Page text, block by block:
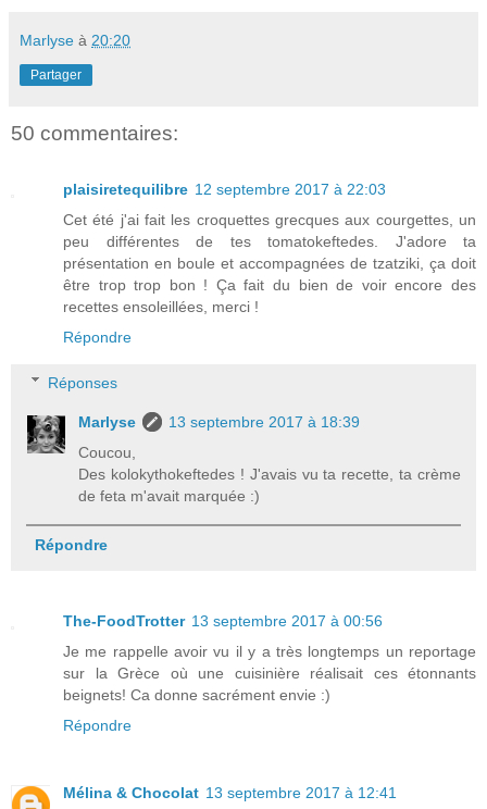
Marlyse à 20:20
Partager
50 commentaires:
plaisiretequilibre 12 septembre 2017 à 22:03
Cet été j'ai fait les croquettes grecques aux courgettes, un
peu différentes de tes tomatokeftedes. J'adore ta
présentation en boule et accompagnées de tzatziki, ça doit
être trop trop bon ! Ça fait du bien de voir encore des
recettes ensoleillées, merci !
Répondre
Réponses
Marlyse
13 septembre 2017 à 18:39
Coucou,
Des kolokythokeftedes ! J'avais vu ta recette, ta crème
de feta m'avait marquée :)
Répondre
The-FoodTrotter 13 septembre 2017 à 00:56
Je me rappelle avoir vu il y a très longtemps un reportage
sur la Grèce où une cuisinière réalisait ces étonnants
beignets! Ca donne sacrément envie :)
Répondre
Mélina & Chocolat 13 septembre 2017 à 12:41